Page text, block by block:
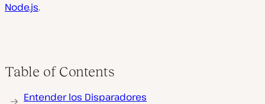
Node.js.
Table of Contents
Entender los Disparadores